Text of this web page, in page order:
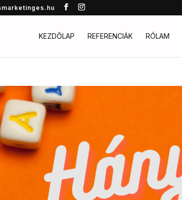
KEZDŐLAP REFERENCIÁK RÓLAM